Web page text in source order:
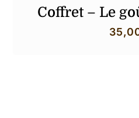
Coffret – Le